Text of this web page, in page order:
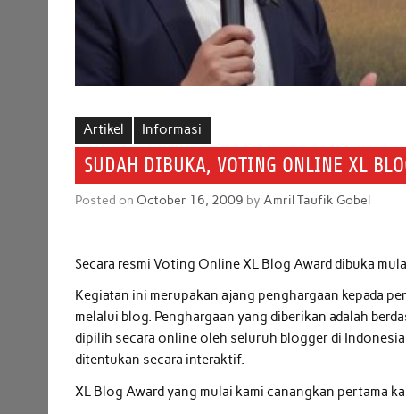
Artikel Informasi
SUDAH DIBUKA, VOTING ONLINE XL
Posted on October 16, 2009 byAmril Taufik Gobel
Secara resmi Voting Online XL Blog Award dibuka
Kegiatan ini merupakan ajang penghargaan kepada
melalui blog. Penghargaan yang diberikan adalah
dipilih secara online oleh seluruh blogger di
ditentukan secara interaktif.
XL Blog Award yang mulai kami canangkan pertama